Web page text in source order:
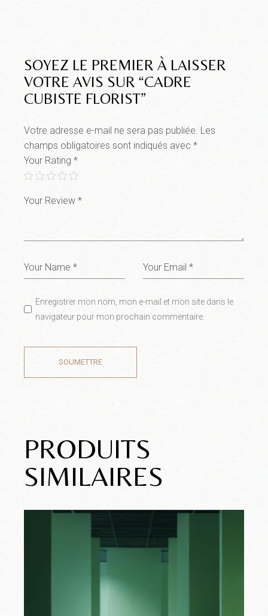
SOYEZ LE PREMIER À LAISSER
VOTRE AVIS SUR “CADRE
CUBISTE FLORIST”
Votre adresse e-mail ne sera pas publiée. Les
champs obligatoires sont indiqués avec*
Your Rating*
Enregistrer mon nom, mon e-mail et mon site dans le
navigateur pour mon prochain commentaire.
SOUMETTRE
PRODUITS
SIMILAIRES